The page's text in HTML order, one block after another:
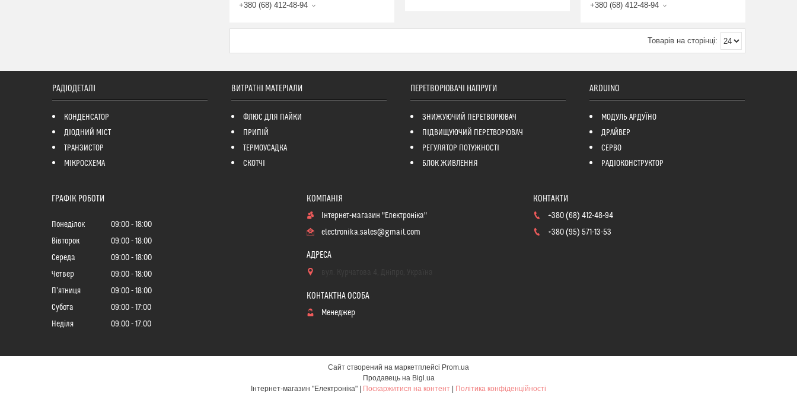
+380 (68) 412-48-94 +380 (68) 412-48-94
РАДІОДЕТАЛІ
КОНДЕНСАТОР
ДІОДНИЙ МІСТ
ТРАНЗИСТОР
МІКРОСХЕМА
ВИТРАТНІ МАТЕРІАЛИ
ФЛЮС ДЛЯ ПАЙКИ
ПРИПІЙ
ТЕРМОУСАДКА
СКОТЧІ
ПЕРЕТВОРЮВАЧІ НАПРУГИ
ЗНИЖУЮЧИЙ ПЕРЕТВОРЮВАЧ
ПІДВИЩУЮЧИЙ ПЕРЕТВОРЮВАЧ
РЕГУЛЯТОР ПОТУЖНОСТІ
БЛОК ЖИВЛЕННЯ
ARDUINO
МОДУЛЬ АРДУЇНО
ДРАЙВЕР
СЕРВО
РАДІОКОНСТРУКТОР
ГРАФІК РОБОТИ
Понеділок 09:00
18:00
Вівторок
09:00
18:00
Середа
09:00
18:00
Четвер
09:00
18:00
Пʼятниця
09:00
18:00
Субота
09:00
17:00
Неділя
09:00 17:00
Інтернет-магазин "Електроніка"
electronika.sales@gmail.com
Менеджер
+380 (68) 412-48-94
+380 (95) 571-13-53
Сайт створений на маркетплейсі Prom.ua
Продавець на Bigl.ua
Поскаржитися на контент Політика конфіденційності